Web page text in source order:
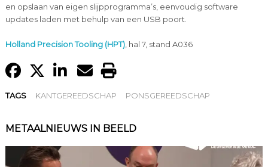
en opslaan van eigen slijpprogramma’s, eenvoudig software
updates laden met behulp van een USB poort.
Holland Precision Tooling (HPT), hal 7, stand A036
TAGS KANTGEREEDSCHAP PONSGEREEDSCHAP
METAALNIEUWS IN BEELD